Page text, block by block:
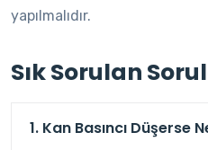
yapılmalıdır.
Sık Sorulan
1. Kan Basıncı Düşerse